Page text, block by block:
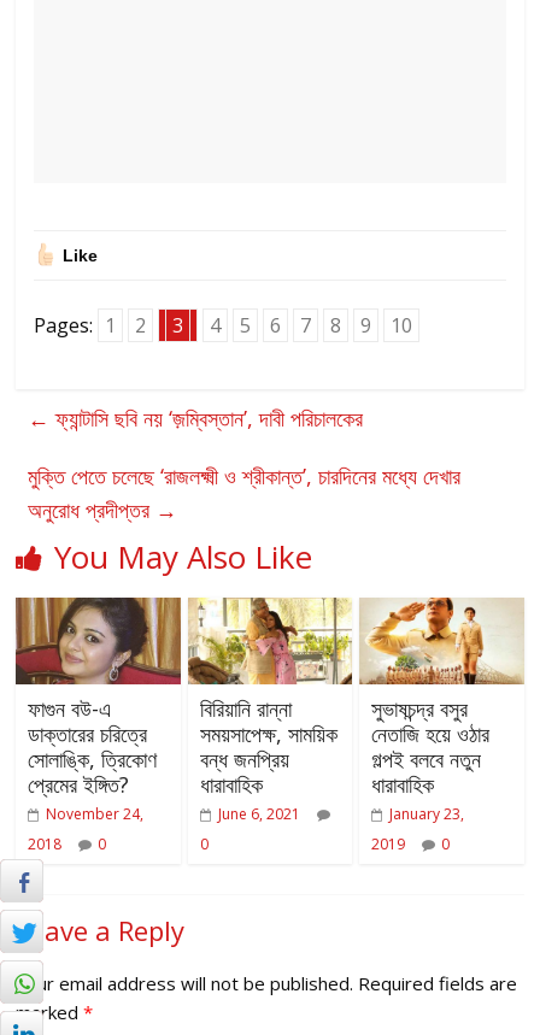
Like
Pages: 1 2 3 4 5 6 7 8 9 10
← ফ্যান্টাসি ছবি নয় ‘জ়ম্বিস্তান’, দাবী পরিচালকের
মুক্তি পেতে চলেছে ‘রাজলক্ষ্মী ও শ্রীকান্ত’, চারদিনের মধ্যে দেখার
অনুরোধ প্রদীপ্তর →
You May Also Like
ফাগুন বউ-এ
ডাক্তারের চরিত্রে
সোলাঙ্কি, ত্রিকোণ
প্রেমের ইঙ্গিত?
November 24,
2018
0
বিরিয়ানি রান্না
সময়সাপেক্ষ, সাময়িক
বন্ধ জনপ্রিয়
ধারাবাহিক
June 6, 2021
0
সুভাষচন্দ্র বসুর
নেতাজি হয়ে ওঠার
গল্পই বলবে নতুন
ধারাবাহিক
January 23,
2019
0
Leave a Reply
Your email address will not be published. Required fields are
marked*